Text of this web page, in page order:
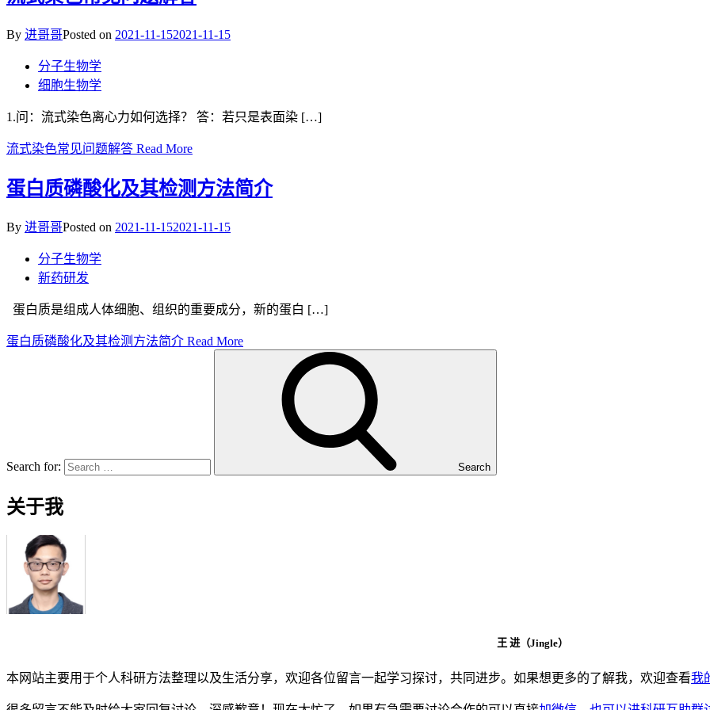
By 进哥哥Posted on 2021-11-152021-11-15
分子生物学
细胞生物学
1.问：流式染色离心力如何选择？ 答：若只是表面染 […]
流式染色常见问题解答 Read More
蛋白质磷酸化及其检测方法简介
By 进哥哥Posted on 2021-11-152021-11-15
分子生物学
新药研发
蛋白质是组成人体细胞、组织的重要成分，新的蛋白 […]
蛋白质磷酸化及其检测方法简介 Read More
Search for: Search
关于我
王 进（Jingle）
本网站主要用于个人科研方法整理以及生活分享，欢迎各位留言一起学习探讨，共同进步。如果想更多的了解我，欢迎查看我